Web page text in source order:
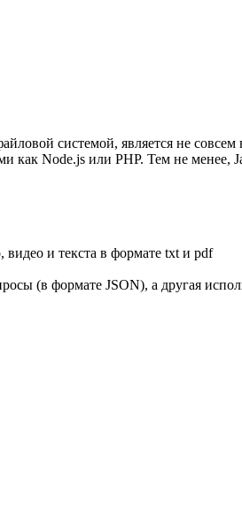
системой, является не
Node.js или PHP. Тем не менее,
видео и текста в формате txt и pdf
(в формате JSON), а другая